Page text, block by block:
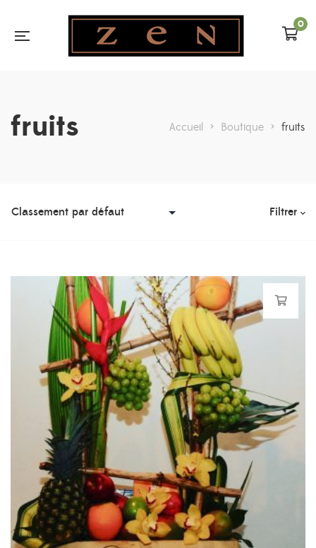
0
fruits Accueil > Boutique > fruits
Filtrer